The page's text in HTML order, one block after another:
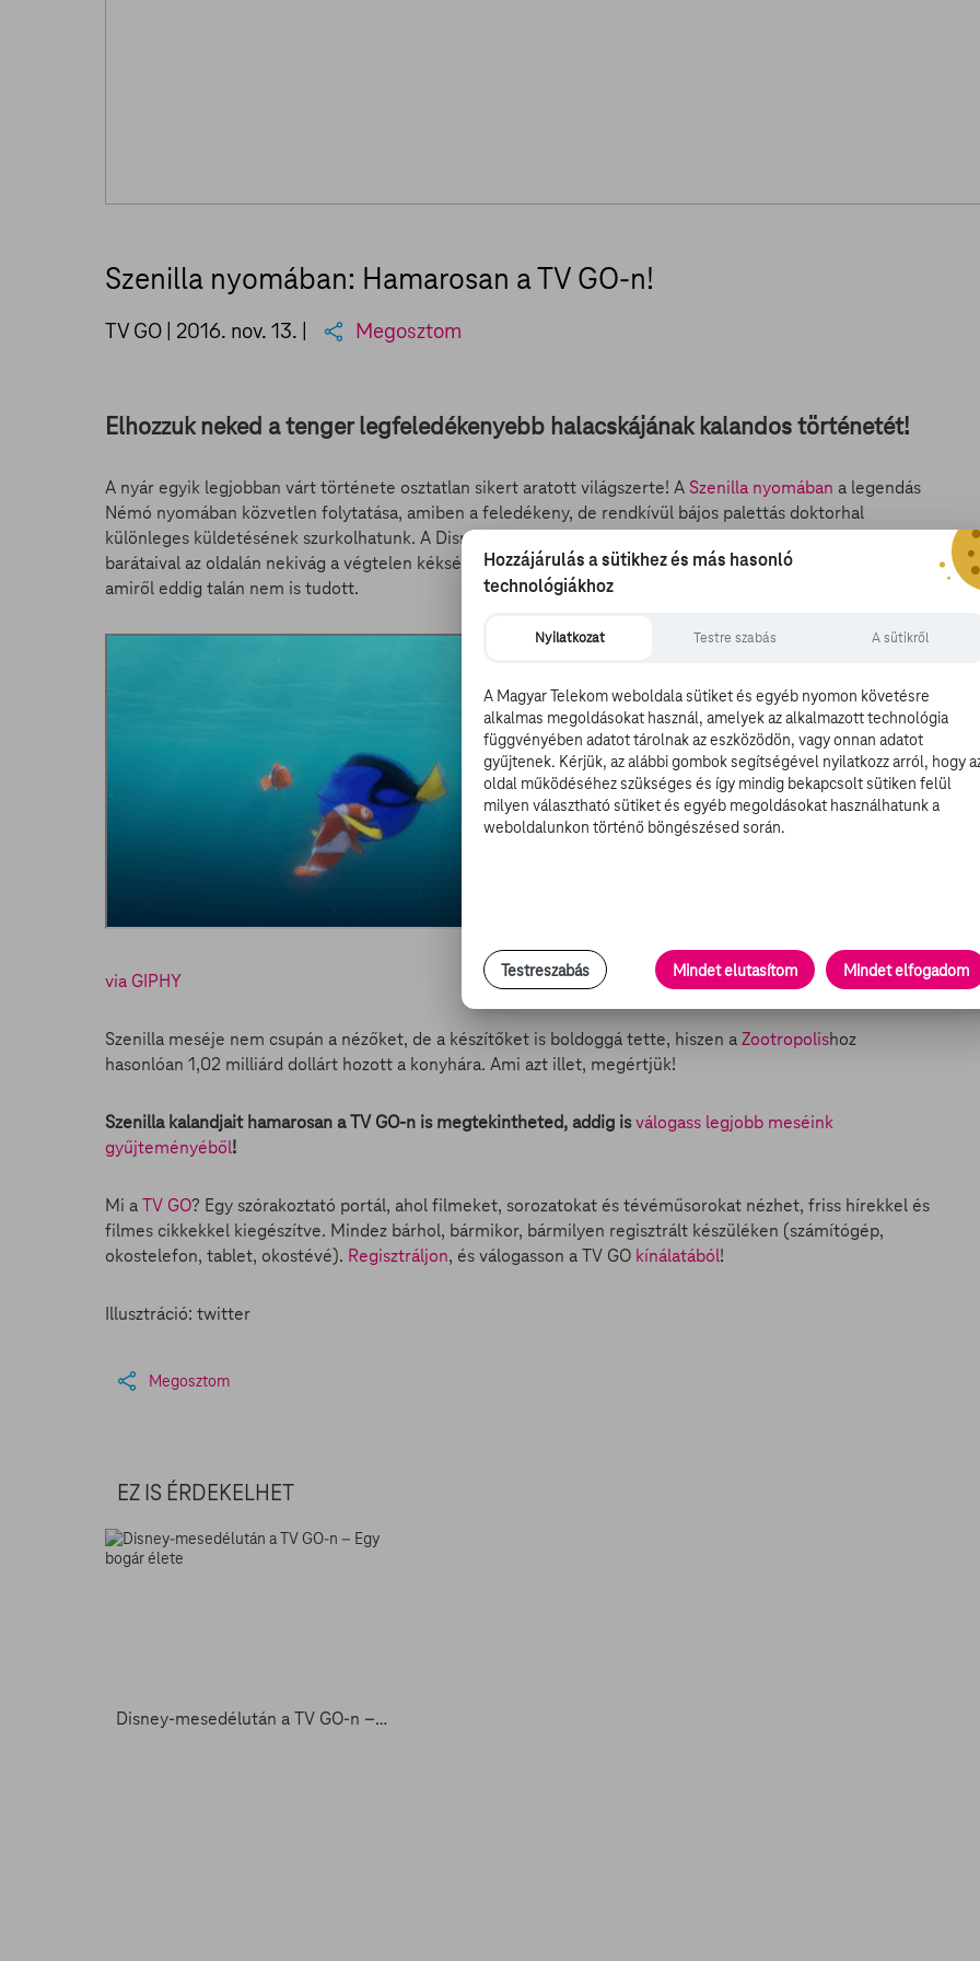
Szenilla nyomában: Hamarosan a TV GO-n!
TV GO | 2016. nov. 13. | Megosztom
Elhozzuk neked a tenger legfeledékenyebb halacskájának kalandos történetét!
A nyár egyik legjobban várt története osztatlan sikert aratott világszerte! A Szenilla nyomában a legendás
Némó nyomában közvetlen folytatása, amiben a feledékeny, de rendkívül bájos palettás doktorhal
különleges küldetésének szurkolhatunk. A Disney-Pixar hőse hirtelen visszanyeri emlékezőképességét és
barátaival az oldalán nekivág a végtelen kékségnek, hogy megtalálja szüleit és felfedezze azt a világot,
amiről eddig talán nem is tudott.
via GIPHY
Szenilla meséje nem csupán a nézőket, de a készítőket is boldoggá tette, hiszen aZootropolishoz
hasonlóan 1,02 milliárd dollárt hozott a konyhára. Ami azt illet, megértjük!
Szenilla kalandjait hamarosan a TV GO-n is megtekintheted, addig isválogass legjobb meséink
gyűjteményéből!
Mi aTV GO? Egy szórakoztató portál, ahol filmeket, sorozatokat és tévéműsorokat nézhet, friss hírekkel és
filmes cikkekkel kiegészítve. Mindez bárhol, bármikor, bármilyen regisztrált készüléken (számítógép,
okostelefon, tablet, okostévé). Regisztráljon, és válogasson a TV GO kínálatából!
Illusztráció: twitter
Megosztom
EZ IS ÉRDEKELHET
Disney-mesedélután a TV GO-n – Egy bogár élete
Hozzájárulás a sütikhez és más hasonló
technológiákhoz
Nyilatkozat Testre szabás A sütikről
A Magyar Telekom weboldala sütiket és egyéb nyomon követésre
alkalmas megoldásokat használ, amelyek az alkalmazott technológia
függvényében adatot tárolnak az eszközödön, vagy onnan adatot
gyűjtenek. Kérjük, az alábbi gombok segítségével nyilatkozz arról, hogy
oldal működéséhez szükséges és így mindig bekapcsolt sütiken felül
milyen választható sütiket és egyéb megoldásokat használhatunk a
weboldalunkon történő böngészésed során.
Testreszabás Mindet elutasítom Mindet elfogadom